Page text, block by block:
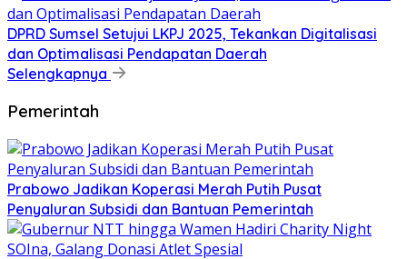
DPRD Sumsel Setujui LKPJ 2025, Tekankan Digitalisasi
dan Optimalisasi Pendapatan Daerah
Selengkapnya
Pemerintah
Prabowo Jadikan Koperasi Merah Putih Pusat
Penyaluran Subsidi dan Bantuan Pemerintah